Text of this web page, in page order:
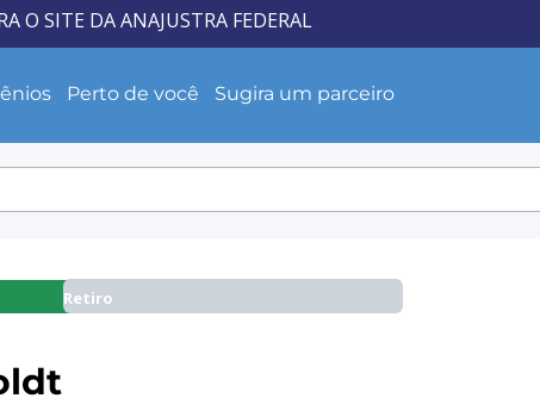
O SITE DA ANAJUSTRA FEDERAL
Perto de você Sugira um parceiro
Retiro